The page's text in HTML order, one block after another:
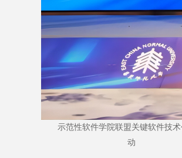
示范性软件学院联盟关键软件技
动